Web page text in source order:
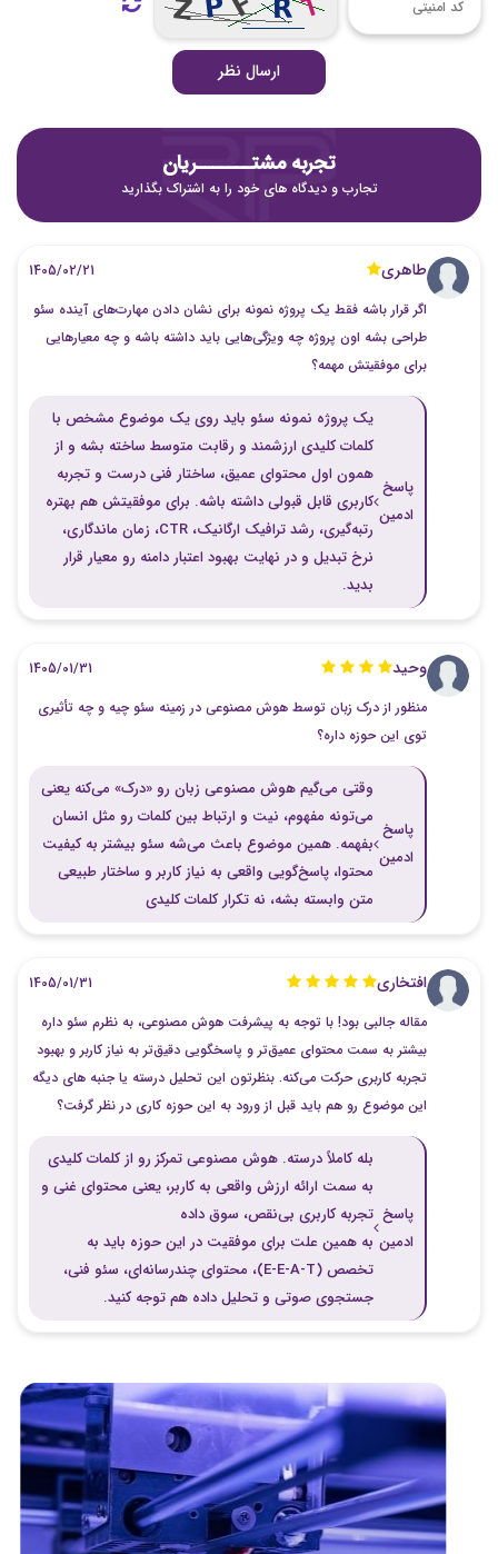
ارسال نظر
تجربه مشتـــــــریان
تجارب و دیدگاه های خود را به اشتراک بگذارید
طاهری
اگر قرار باشه فقط یک پروژه نمونه برای نشان دادن مهارت‌های آینده سئو
طراحی بشه اون پروژه چه ویژگی‌هایی باید داشته باشه و چه معیارهایی
برای موفقیتش مهمه؟
پاسخ
ادمین
یک پروژه نمونه سئو باید روی یک موضوع مشخص با
کلمات کلیدی ارزشمند و رقابت متوسط ساخته بشه و از
همون اول محتوای عمیق، ساختار فنی درست و تجربه
کاربری قابل قبولی داشته باشه. برای موفقیتش هم بهتره
رتبه‌گیری، رشد ترافیک ارگانیک، CTR، زمان ماندگاری،
نرخ تبدیل و در نهایت بهبود اعتبار دامنه رو معیار قرار
بدید.
1405/02/21
وحید
منظور از درک زبان توسط هوش مصنوعی در زمینه سئو چیه و چه تأثیری
توی این حوزه داره؟
پاسخ
ادمین
وقتی می‌گیم هوش مصنوعی زبان رو «درک» می‌کنه یعنی
می‌تونه مفهوم، نیت و ارتباط بین کلمات رو مثل انسان
بفهمه. همین موضوع باعث می‌شه سئو بیشتر به کیفیت
محتوا، پاسخ‌گویی واقعی به نیاز کاربر و ساختار طبیعی
متن وابسته بشه، نه تکرار کلمات کلیدی
1405/01/31
افتخاری
مقاله جالبی بود! با توجه به پیشرفت هوش مصنوعی، به نظرم سئو داره
بیشتر به سمت محتوای عمیق‌تر و پاسخگویی دقیق‌تر به نیاز کاربر و بهبود
تجربه کاربری حرکت می‌کنه. بنظرتون این تحلیل درسته یا جنبه های دیگه
این موضوع رو هم باید قبل از ورود به این حوزه کاری در نظر گرفت؟
پاسخ
ادمین
بله کاملاً درسته. هوش مصنوعی تمرکز رو از کلمات کلیدی
به سمت ارائه ارزش واقعی به کاربر، یعنی محتوای غنی و
تجربه کاربری بی‌نقص، سوق داده
به همین علت برای موفقیت در این حوزه باید به
تخصص (E-E-A-T)، محتوای چندرسانه‌ای، سئو فنی،
جستجوی صوتی و تحلیل داده‌ هم توجه کنید.
1405/01/31